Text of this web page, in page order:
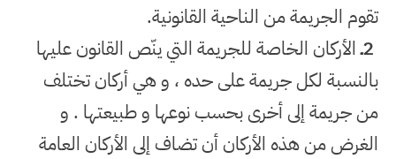
تقوم الجريمة من الناحية القانونية.
2ـالأركان الخاصة للجريمة التي ينّص القانون عليها
بالنسبة لكل جريمة على حده ، و هي أركان تختلف
من جريمة إلى أخرى بحسب نوعها و طبيعتها . و
الغرض من هذه الأركان أن تضاف إلى الأركان العامة